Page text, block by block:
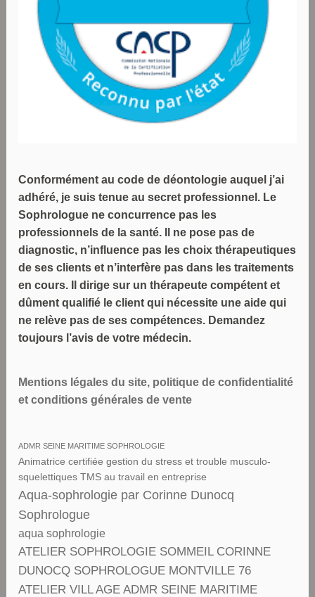
Conformément au code de déontologie auquel j’ai
adhéré, je suis tenue au secret professionnel. Le
Sophrologue ne concurrence pas les
professionnels de la santé. Il ne pose pas de
diagnostic, n’influence pas les choix thérapeutiques
de ses clients et n’interfère pas dans les traitements
en cours. Il dirige sur un thérapeute compétent et
dûment qualifié le client qui nécessite une aide qui
ne relève pas de ses compétences. Demandez
toujours l’avis de votre médecin.
Mentions légales du site, politique de confidentialité
et conditions générales de vente
ADMR SEINE MARITIME SOPHROLOGIE
Animatrice certifiée gestion du stress et trouble musculo-
squelettiques TMS au travail en entreprise
Aqua-sophrologie par Corinne Dunocq
Sophrologue
aqua sophrologie
ATELIER SOPHROLOGIE SOMMEIL CORINNE
DUNOCQ SOPHROLOGUE MONTVILLE 76
ATELIER VILL AGE ADMR SEINE MARITIME